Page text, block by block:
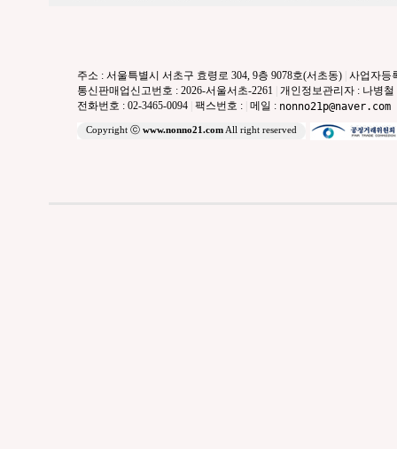
주소 : 서울특별시 서초구 효령로 304, 9층 9078호(서초동) 사업자등
통신판매업신고번호 : 2026-서울서초-2261 개인정보관리자 : 나병철
전화번호 : 02-3465-0094 팩스번호 : 메일 : nonno21p@naver.com
Copyright ⓒ www.nonno21.comAll right reserved